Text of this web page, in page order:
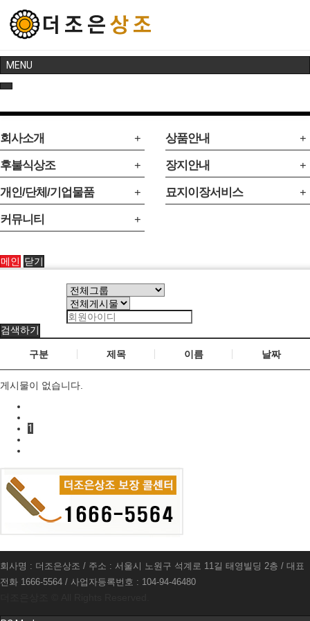
MENU
회사소개 상품안내
후불식상조 장지안내
개인/단체/기업물품 묘지이장서비스
커뮤니티
메인 닫기
검색하기
구분 제목 이름 날짜
게시물이 없습니다.
1
회사명 : 더조은상조 / 주소 : 서울시 노원구 석계로 11길 태영빌딩 2층 / 대표
전화 1666-5564 / 사업자등록번호 : 104-94-46480